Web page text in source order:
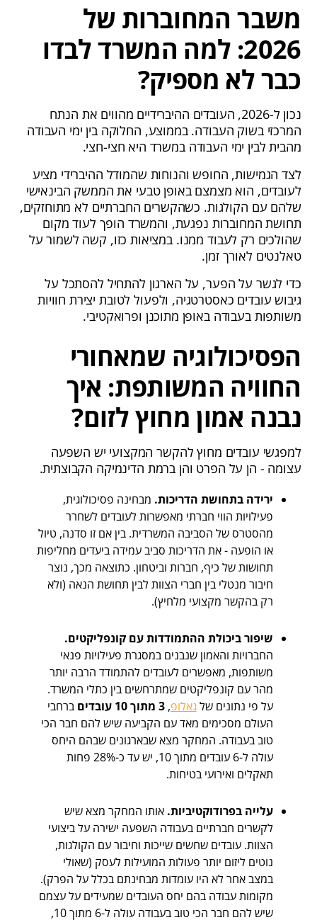
משבר המחוברות של
2026: למה המשרד לבדו
כבר לא מספיק?
נכון ל-2026, העובדים ההיברידיים מהווים את הנתח
המרכזי בשוק העבודה. בממוצע, החלוקה בין ימי העבודה
מהבית לבין ימי העבודה במשרד היא חצי-חצי.
לצד הגמישות, החופש והנוחות שהמודל ההיברידי מציע
לעובדים, הוא מצמצם באופן טבעי את הממשק הבינאישי
שלהם עם הקולגות. כשהקשרים החברתיים לא מתוחזקים,
תחושת המחוברות נפגעת, והמשרד הופך לעוד מקום
שהולכים רק לעבוד ממנו. במציאות כזו, קשה לשמור על
טאלנטים לאורך זמן.
כדי לגשר על הפער, על הארגון להתחיל להסתכל על
גיבוש עובדים כאסטרטגיה, ולפעול לטובת יצירת חוויות
משותפות בעבודה באופן מתוכנן ופרואקטיבי.
הפסיכולוגיה שמאחורי
החוויה המשותפת: איך
נבנה אמון מחוץ לזום?
למפגשי עובדים מחוץ להקשר המקצועי יש השפעה
עצומה - הן על הפרט והן ברמת הדינמיקה הקבוצתית.
ירידה בתחושת הדריכות. מבחינה פסיכולוגית,
פעילויות הווי חברתי מאפשרות לעובדים לשחרר
מהסטרס של הסביבה המשרדית. בין אם זו סדנה, טיול
או הופעה - את הדריכות סביב עמידה ביעדים מחליפות
תחושות של כיף, חברות וביטחון. כתוצאה מכך, נוצר
חיבור מנטלי בין חברי הצוות לבין תחושת הנאה (ולא
רק בהקשר מקצועי מלחיץ).
שיפור ביכולת ההתמודדות עם קונפליקטים.
החברויות והאמון שנבנים במסגרת פעילויות פנאי
משותפות, מאפשרים לעובדים להתמודד הרבה יותר
מהר עם קונפליקטים שמתרחשים בין כתלי המשרד.
על פי נתונים שלגאלופ,3 מתוך 10 עובדים
ברחבי
העולם מסכימים מאד עם הקביעה שיש להם חבר הכי
טוב בעבודה. המחקר מצא שבארגונים שבהם היחס
עולה ל-6 עובדים מתוך 10, יש עד כ-28% פחות
תאקלים ואירועי בטיחות.
עלייה בפרודוקטיביות. אותו המחקר מצא שיש
לקשרים חברתיים בעבודה השפעה ישירה על ביצועי
הצוות. עובדים שחשים שייכות וחיבור עם הקולגות,
נוטים ליזום יותר פעולות המועילות לעסק (שאולי
במצב אחר לא היו עומדות מבחינתם בכלל על הפרק).
מקומות עבודה בהם יחס העובדים שמעידים על עצמם
שיש להם חבר הכי טוב בעבודה עולה ל-6 מתוך 10,